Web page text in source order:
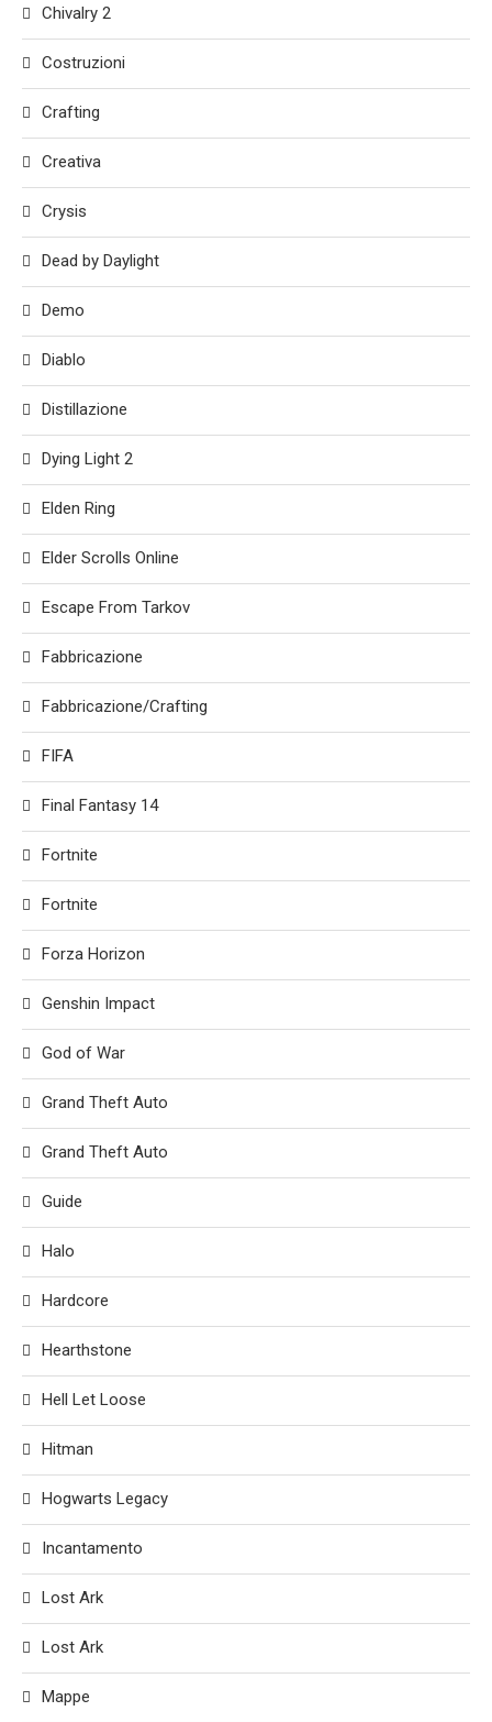
Chivalry 2
Costruzioni
Crafting
Creativa
Crysis
Dead by Daylight
Demo
Diablo
Distillazione
Dying Light 2
Elden Ring
Elder Scrolls Online
Escape From Tarkov
Fabbricazione
Fabbricazione/Crafting
FIFA
Final Fantasy 14
Fortnite
Fortnite
Forza Horizon
Genshin Impact
God of War
Grand Theft Auto
Grand Theft Auto
Guide
Halo
Hardcore
Hearthstone
Hell Let Loose
Hitman
Hogwarts Legacy
Incantamento
Lost Ark
Lost Ark
Mappe